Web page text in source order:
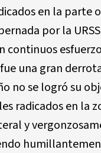
en la parte
por la
continuos
una gran
no se logró su
radicados en la
y